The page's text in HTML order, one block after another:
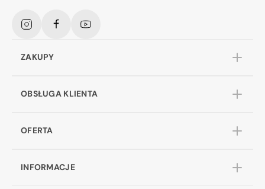
InstagramFacebookYouTube
ZAKUPY
OBSŁUGA KLIENTA
OFERTA
INFORMACJE